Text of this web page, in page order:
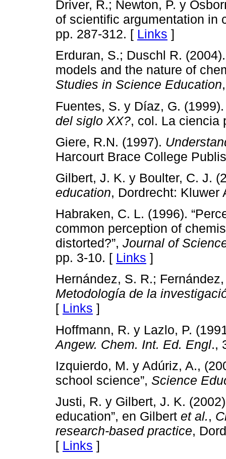
Driver, R.; Newton, P. y
of scientific argumentation in
pp. 287-312. [ Links ]
Erduran, S.; Duschl R.
models and the nature of
Studies in Science Education
Fuentes, S. y Díaz, G.
del siglo XX?, col. La ciencia
Giere, R.N. (1997).
Harcourt Brace College
Gilbert, J. K. y Boulter, C. J.
education, Dordrecht:
Habraken, C. L. (1996).
common perception of
distorted?”, Journal of
pp. 3-10. [ Links ]
Hernández, S. R.;
Metodología de la
[ Links ]
Hoffmann, R. y Lazlo, P.
Angew. Chem. Int. Ed. Engl.,
Izquierdo, M. y Adúriz, A.,
school science”, Science
Justi, R. y Gilbert, J. K.
education”, en Gilbert et al.,
research-based practice,
[ Links ]